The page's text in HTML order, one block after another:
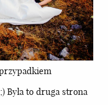
Była to druga strona